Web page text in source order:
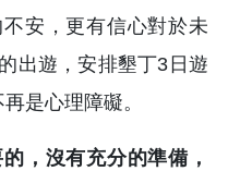
安，更有信心對於未
出遊，安排墾丁3日遊
是心理障礙。
，沒有充分的準備，